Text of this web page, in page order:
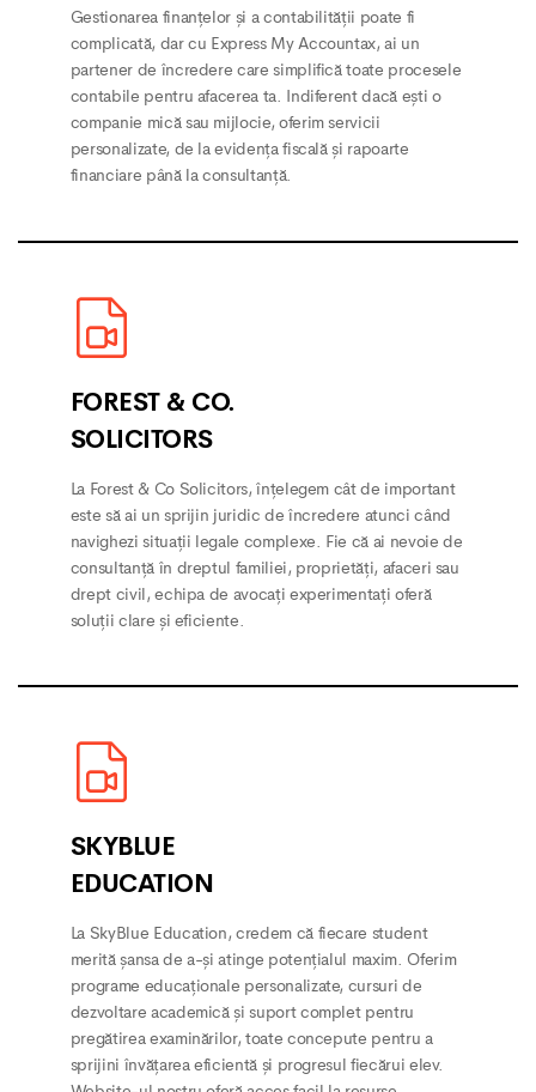
Gestionarea finanțelor și a contabilității poate fi
complicată, dar cu Express My Accountax, ai un
partener de încredere care simplifică toate procesele
contabile pentru afacerea ta. Indiferent dacă ești o
companie mică sau mijlocie, oferim servicii
personalizate, de la evidența fiscală și rapoarte
financiare până la consultanță.
FOREST & CO.
SOLICITORS
La Forest & Co Solicitors, înțelegem cât de important
este să ai un sprijin juridic de încredere atunci când
navighezi situații legale complexe. Fie că ai nevoie de
consultanță în dreptul familiei, proprietăți, afaceri sau
drept civil, echipa de avocați experimentați oferă
soluții clare și eficiente.
SKYBLUE
EDUCATION
La SkyBlue Education, credem că fiecare student
merită șansa de a-și atinge potențialul maxim. Oferim
programe educaționale personalizate, cursuri de
dezvoltare academică și suport complet pentru
pregătirea examinărilor, toate concepute pentru a
sprijini învățarea eficientă și progresul fiecărui elev.